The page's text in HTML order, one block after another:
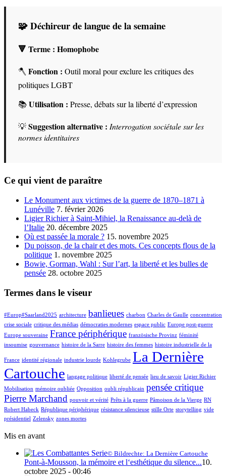
🧩 Déchireur de langue de la semaine
🔻 Terme : Homophobe
🪓 Fonction : Outil moral pour exclure les critiques des
politiques LGBT
📚Utilisation : Presse, débats sur la liberté d’expression
💡Suggestion alternative : Interrogation sociétale sur les
normes identitaires
Ce qui vient de paraître
Le Monument aux victimes de la guerre de 1870–1871 à
Lunéville 7. février 2026
Ligier Richier à Saint-Mihiel, la Renaissance au-delà de
l’Italie 20. décembre 2025
Où est passée la morale ? 15. novembre 2025
Du poisson, de la chair et des mots. Ces concepts flous de la
politique 1. novembre 2025
Bowie, Gorman, Wahl : Sur l’art, la liberté et les bulles de
pensée 28. octobre 2025
Termes dans le viseur
#Europ#Saarland2025 architecture banlieues charbon Charles de Gaulle concentration
crise sociale critique des médias démocraties modernes espace public Europe post-guerre
Europe souveraine France périphérique französische Provinz féminité
insoumise gouvernance histoire de la Sarre histoire des femmes histoire industrielle de la
France identité régionale industrie lourde Kohlegrube La Dernière
Cartouche langage politique liberté de pensée lieu de savoir Ligier Richier
Mobilisation mémoire oubliée Opposition oubli républicain pensée critique
Pierre Marchand pouvoir et vérité Prêts à la guerre Pâmoison de la Vierge RN
Robert Habeck République périphérique résistance silencieuse stille Orte storytelling vide
présidentiel Zelensky zones mortes
Mis en avant
© Bildrechte: La Dernière Cartouche
Pont-à-Mousson, la mémoire et l‘esthétique du silence...10.
octobre 2025 - 00:46